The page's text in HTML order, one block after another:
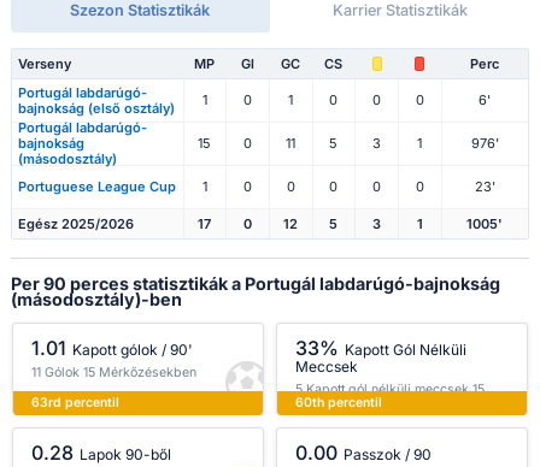
Szezon Statisztikák Karrier Statisztikák
Verseny MP Gl GC CS
Perc
Portugál labdarúgó-
bajnokság (első osztály)
1 0 1 0 0 0
6'
Portugál labdarúgó-
bajnokság
(másodosztály)
15 0 11 5 3 1 976'
Portuguese League Cup 1 0 0 0 0 0 23'
Egész 2025/2026 17 0 12 5 3 1 1005'
Per 90 perces statisztikák a Portugál labdarúgó-bajnokság
(másodosztály)-ben
1.01 Kapott gólok / 90'
11 Gólok 15 Mérkőzésekben
63rd percentil
33% Kapott Gól Nélküli
Meccsek
5 Kapott gól nélküli meccsek 15
Mérkőzésekben
60th percentil
0.28 Lapok 90-ből 0.00 Passzok / 90